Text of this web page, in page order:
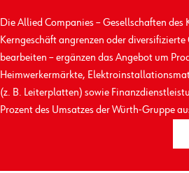
Die Allied Companies – Gesellschaften des
Kerngeschäft angrenzen oder diversifizierte
bearbeiten – ergänzen das Angebot um
Heimwerkermärkte,
(z. B. Leiterplatten) sowie
Prozent des Umsatzes der Würth-Gruppe